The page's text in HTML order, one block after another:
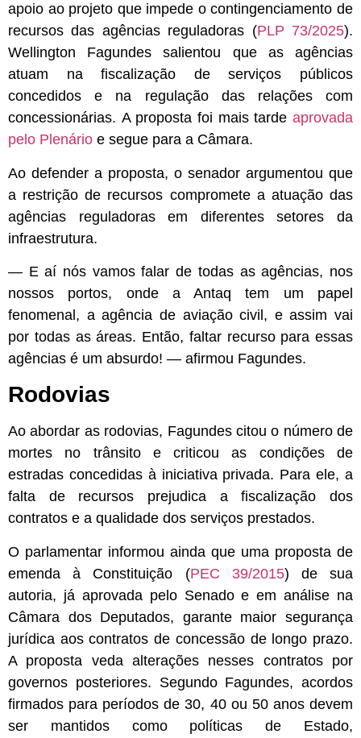
apoio ao projeto que impede o contingenciamento de
recursos das agências reguladoras (PLP 73/2025).
Wellington Fagundes salientou que as agências
atuam na fiscalização de serviços públicos
concedidos e na regulação das relações com
concessionárias. A proposta foi mais tarde aprovada
pelo Plenário e segue para a Câmara.
Ao defender a proposta, o senador argumentou que
a restrição de recursos compromete a atuação das
agências reguladoras em diferentes setores da
infraestrutura.
— E aí nós vamos falar de todas as agências, nos
nossos portos, onde a Antaq tem um papel
fenomenal, a agência de aviação civil, e assim vai
por todas as áreas. Então, faltar recurso para essas
agências é um absurdo! — afirmou Fagundes.
Rodovias
Ao abordar as rodovias, Fagundes citou o número de
mortes no trânsito e criticou as condições de
estradas concedidas à iniciativa privada. Para ele, a
falta de recursos prejudica a fiscalização dos
contratos e a qualidade dos serviços prestados.
O parlamentar informou ainda que uma proposta de
emenda à Constituição (PEC 39/2015) de sua
autoria, já aprovada pelo Senado e em análise na
Câmara dos Deputados, garante maior segurança
jurídica aos contratos de concessão de longo prazo.
A proposta veda alterações nesses contratos por
governos posteriores. Segundo Fagundes, acordos
firmados para períodos de 30, 40 ou 50 anos devem
ser mantidos como políticas de Estado,